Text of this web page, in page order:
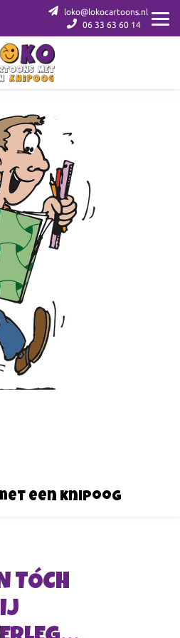
loko@lokocartoons.nl
06 33 63 60 14
een knipoog
TÓCH